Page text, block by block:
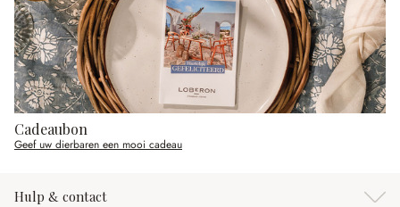
Cadeaubon
Geef uw dierbaren een mooi cadeau
Hulp & contact